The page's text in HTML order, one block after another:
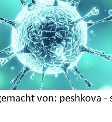
von: peshkova